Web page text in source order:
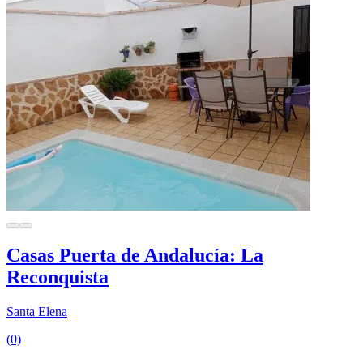
Casas Puerta de Andalucía: La
Reconquista
Santa Elena
(0)